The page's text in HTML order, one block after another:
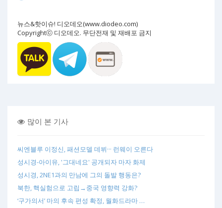
뉴스&핫이슈! 디오데오(www.diodeo.com)
Copyrightⓒ 디오데오. 무단전재 및 재배포 금지
많이 본 기사
씨엔블루 이정신, 패션모델 데뷔··· 런웨이 오른다
성시경-아이유, '그대네요' 공개되자 마자 화제
성시경, 2NE1과의 만남에 그의 돌발 행동은?
북한, 핵실험으로 고립→중국 영향력 강화?
‘구가의서’ 마의 후속 편성 확정, 월화드라마 …